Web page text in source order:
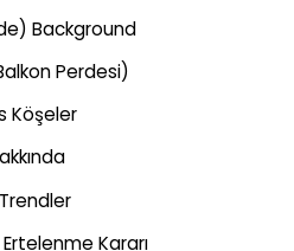
Background
Perdesi)
Köşeler
Ertelenme Kararı